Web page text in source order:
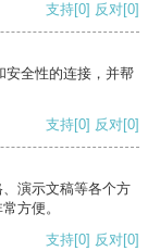
支持[0] 反对[0]
安全性的连接，并帮
支持[0] 反对[0]
演示文稿等各个方
方便。
支持[0] 反对[0]